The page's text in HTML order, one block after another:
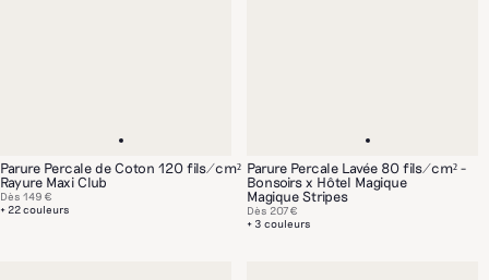
Parure Percale de Coton 120 fils/cm²
Rayure Maxi Club
+ 22 couleurs
Dès 149 €
Parure Percale Lavée 80 fils/cm² -
Bonsoirs x Hôtel Magique
Magique Stripes
+ 3 couleurs
Dès 207 €